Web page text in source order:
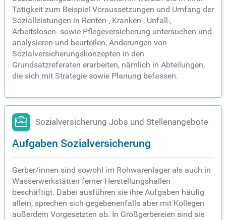
Tätigkeit zum Beispiel Voraussetzungen und Umfang der
Sozialleistungen in Renten-, Kranken-, Unfall-,
Arbeitslosen- sowie Pflegeversicherung untersuchen und
analysieren und beurteilen, Änderungen von
Sozialversicherungskonzepten in den
Grundsatzreferaten erarbeiten, nämlich in Abteilungen,
die sich mit Strategie sowie Planung befassen.
Sozialversicherung Jobs und Stellenangebote
Aufgaben Sozialversicherung
Gerber/innen sind sowohl im Rohwarenlager als auch in
Wasserwerkstätten ferner Herstellungshallen
beschäftigt. Dabei ausführen sie ihre Aufgaben häufig
allein, sprechen sich gegebenenfalls aber mit Kollegen
außerdem Vorgesetzten ab. In Großgerbereien sind sie